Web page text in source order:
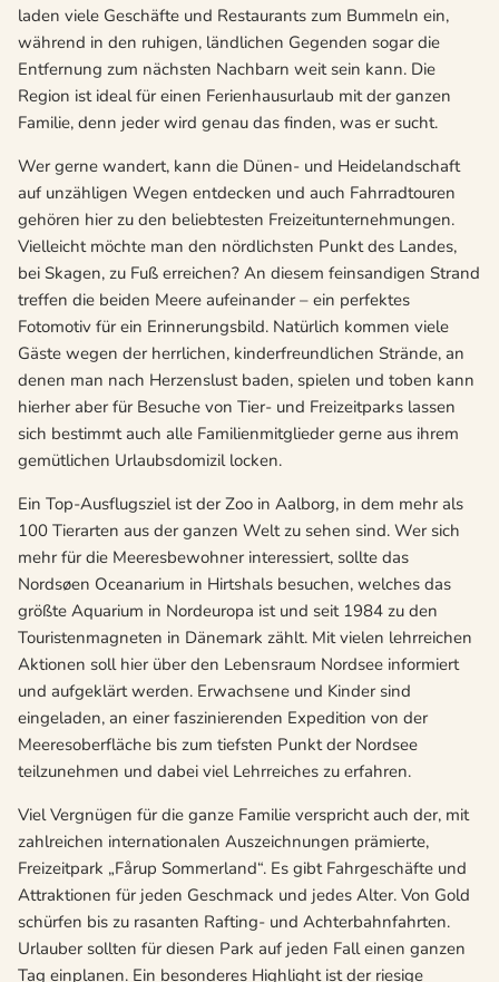
laden viele Geschäfte und Restaurants zum Bummeln ein,
während in den ruhigen, ländlichen Gegenden sogar die
Entfernung zum nächsten Nachbarn weit sein kann. Die
Region ist ideal für einen Ferienhausurlaub mit der ganzen
Familie, denn jeder wird genau das finden, was er sucht.
Wer gerne wandert, kann die Dünen- und Heidelandschaft
auf unzähligen Wegen entdecken und auch Fahrradtouren
gehören hier zu den beliebtesten Freizeitunternehmungen.
Vielleicht möchte man den nördlichsten Punkt des Landes,
bei Skagen, zu Fuß erreichen? An diesem feinsandigen Strand
treffen die beiden Meere aufeinander – ein perfektes
Fotomotiv für ein Erinnerungsbild. Natürlich kommen viele
Gäste wegen der herrlichen, kinderfreundlichen Strände, an
denen man nach Herzenslust baden, spielen und toben kann
hierher aber für Besuche von Tier- und Freizeitparks lassen
sich bestimmt auch alle Familienmitglieder gerne aus ihrem
gemütlichen Urlaubsdomizil locken.
Ein Top-Ausflugsziel ist der Zoo in Aalborg, in dem mehr als
100 Tierarten aus der ganzen Welt zu sehen sind. Wer sich
mehr für die Meeresbewohner interessiert, sollte das
Nordsøen Oceanarium in Hirtshals besuchen, welches das
größte Aquarium in Nordeuropa ist und seit 1984 zu den
Touristenmagneten in Dänemark zählt. Mit vielen lehrreichen
Aktionen soll hier über den Lebensraum Nordsee informiert
und aufgeklärt werden. Erwachsene und Kinder sind
eingeladen, an einer faszinierenden Expedition von der
Meeresoberfläche bis zum tiefsten Punkt der Nordsee
teilzunehmen und dabei viel Lehrreiches zu erfahren.
Viel Vergnügen für die ganze Familie verspricht auch der, mit
zahlreichen internationalen Auszeichnungen prämierte,
Freizeitpark „Fårup Sommerland“. Es gibt Fahrgeschäfte und
Attraktionen für jeden Geschmack und jedes Alter. Von Gold
schürfen bis zu rasanten Rafting- und Achterbahnfahrten.
Urlauber sollten für diesen Park auf jeden Fall einen ganzen
Tag einplanen. Ein besonderes Highlight ist der riesige